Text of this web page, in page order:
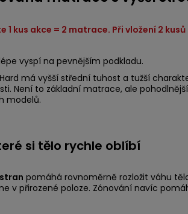
1 kus akce = 2 matrace. Při vložení 2
vyspí na pevnějším podkladu.
má vyšší střední tuhost a tužší
Není to základní matrace, ale
modelů.
si tělo rychle oblíbí
pomáhá rovnoměrně rozložit váhu
v přirozené poloze. Zónování navíc